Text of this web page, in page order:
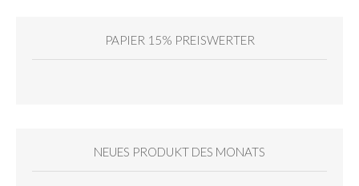
PAPIER 15% PREISWERTER
NEUES PRODUKT DES MONATS